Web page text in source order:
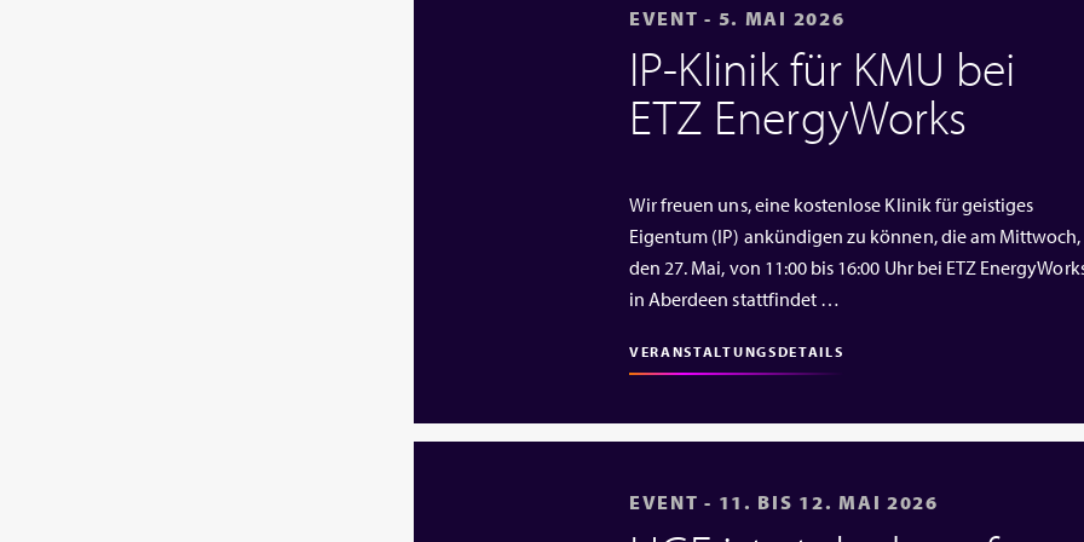
EVENT - 5. MAI 2026
IP‑Klinik für KMU bei
ETZ EnergyWorks
Wir freuen uns, eine kostenlose Klinik für geistiges
Eigentum (IP) ankündigen zu können, die am Mittwoch,
den 27. Mai, von 11:00 bis 16:00 Uhr bei ETZ
in Aberdeen stattfindet …
VERANSTALTUNGSDETAILS
EVENT - 11. BIS 12. MAI 2026